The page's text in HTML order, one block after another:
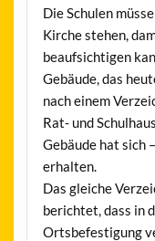
Die Schulen
Kirche stehen,
beaufsichtigen
Gebäude, das
nach einem
Rat- und
Gebäude hat sich
erhalten.
Das gleiche
berichtet, dass in
Ortsbefestigung